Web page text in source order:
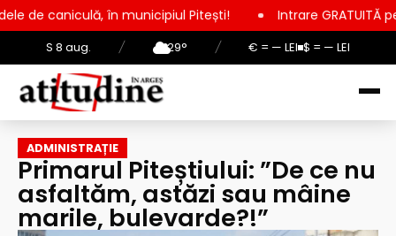
S 8 aug. / 29° / € = — LEI $ = — LEI
municipiul Pitești! Intrare GRATUITĂ pentru copii,
ADMINISTRAȚIE
Primarul Piteștiului: ”De ce nu
asfaltăm, astăzi sau mâine
marile, bulevarde?!”